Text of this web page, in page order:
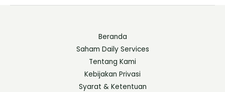
Beranda
Saham Daily Services
Tentang Kami
Kebijakan Privasi
Syarat & Ketentuan